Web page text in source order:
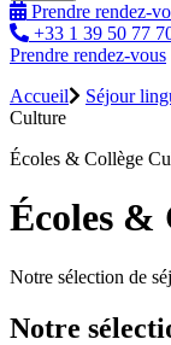
Prendre rendez-
+33 1 39 50 77
Prendre rendez-vous
Accueil
Séjour
Culture
Écoles & Collège
Écoles &
Notre sélection de
Notre